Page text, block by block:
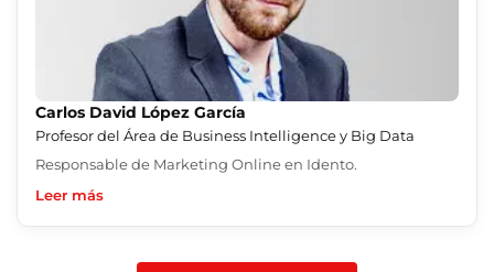
Carlos David López García
Profesor del Área de Business Intelligence y Big Data
Responsable de Marketing Online en Idento.
Leer más